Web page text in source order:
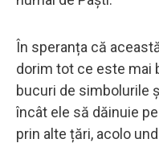
În speranța că
dorim tot ce este mai
bucuri de simbolurile
încât ele să dăinuie
prin alte țări, acolo